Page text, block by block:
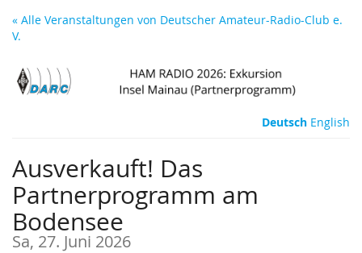
Zum
Haupt-
« Alle Veranstaltungen von Deutscher Amateur-Radio-Club e.
V.
Deutsch English
Ausverkauft! Das
Partnerprogramm am
Bodensee
Sa, 27. Juni 2026